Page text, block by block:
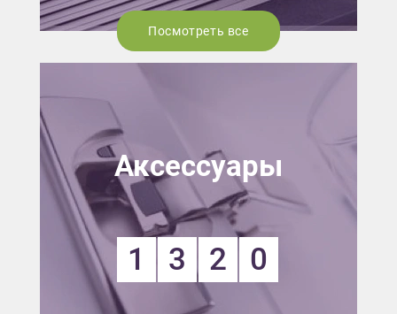
Посмотреть все
Аксессуары
1 3 2 0